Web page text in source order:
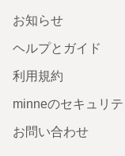
お知らせ
ヘルプとガイド
利用規約
minneのセキュリテ
お問い合わせ